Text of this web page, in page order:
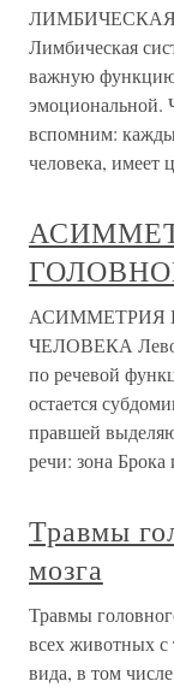
Лимбическая
важную
эмоциональной.
вспомним:
человека, имеет
АСИММЕТРИЯ
ЧЕЛОВЕКА
по речевой
остается
правшей
речи: зона
Травмы
мозга
Травмы
всех животных
вида, в том